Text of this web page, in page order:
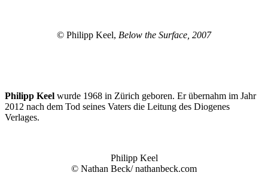
© Philipp Keel, Below the Surface, 2007
Philipp Keel wurde 1968 in Zürich geboren. Er übernahm im Jahr
2012 nach dem Tod seines Vaters die Leitung des Diogenes
Verlages.
Philipp Keel
© Nathan Beck/ nathanbeck.com